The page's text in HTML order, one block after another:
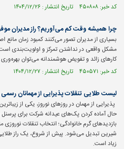
کد خبر: ۴۵۰۸۰۸ تاریخ انتشار : ۱۴۰۴/۱۲/۲۶
چرا همیشه وقت کم می‌آوریم؟ راز مدیران
بسیاری از مدیران تصور می‌کنند کمبود زمان مانع
مشکل واقعی در نداشتن تمرکز و اولویت‌بندی
کارهای زائد و تفویض هوشمندانه می‌توان بهره‌وری
کد خبر: ۴۵۰۵۷۱ تاریخ انتشار : ۱۴۰۴/۱۲/۲۷
لیست طلایی تنقلات پذیرایی از مهمانان
پذیرایی از مهمان در روز‌های نوروز، یکی از
حال آماده کردن پک‌های عیدانه شرکت برای
بازدید‌های گرم خانوادگی؛ انتخاب تنقلات
شیرین تبدیل می‌شود. پیش از شروع، یک راز
زیاد است.